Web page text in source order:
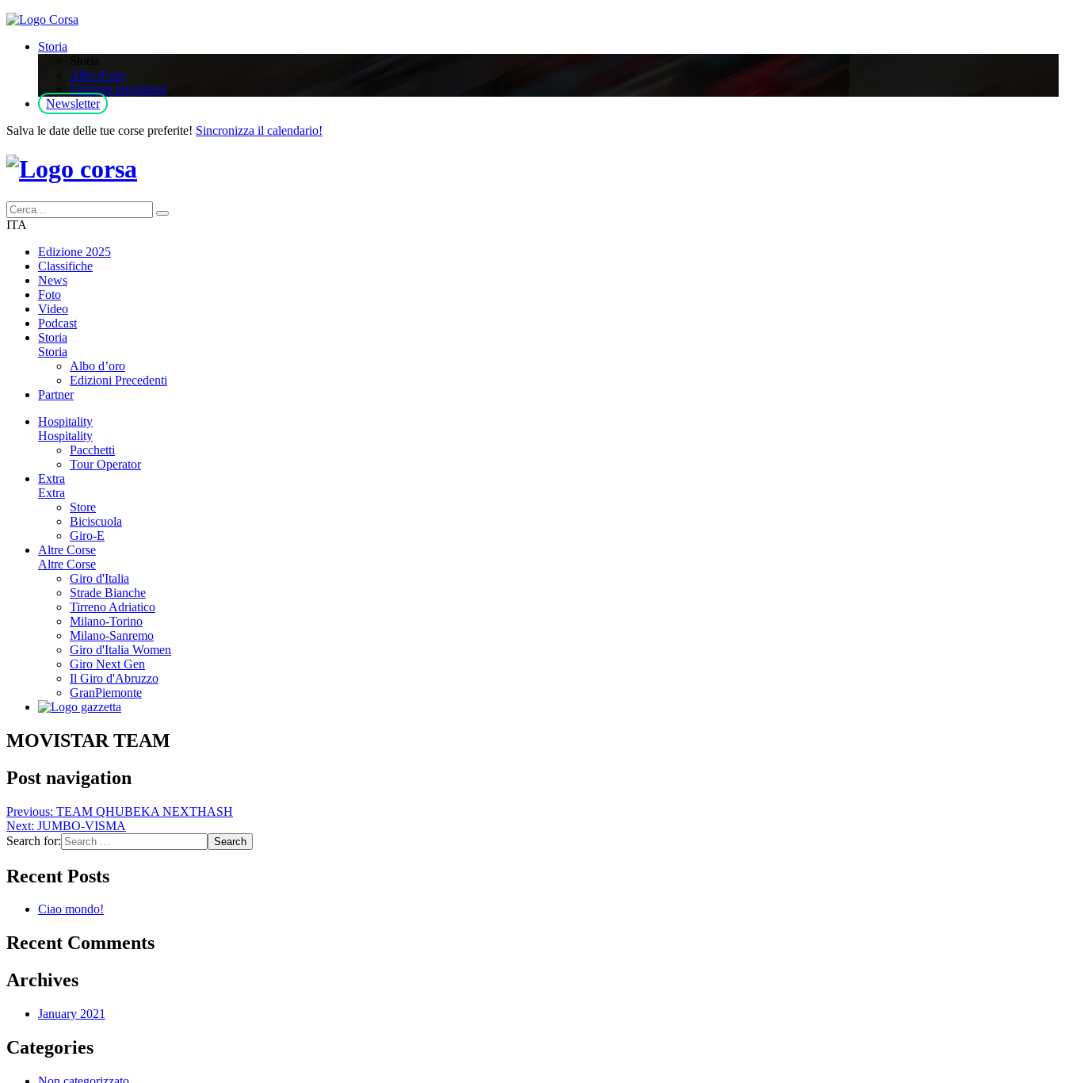
Storia
Albo d’oro
Edizioni precedenti
Newsletter
Salva le date delle tue corse preferite! Sincronizza il calendario!
ITA
Edizione 2025
Classifiche
News
Foto
Video
Podcast
Storia
Storia
Albo d’oro
Edizioni Precedenti
Partner
Hospitality
Hospitality
Pacchetti
Tour Operator
Extra
Extra
Store
Biciscuola
Giro-E
Altre Corse
Altre Corse
Giro d'Italia
Strade Bianche
Tirreno Adriatico
Milano-Torino
Milano-Sanremo
Giro d'Italia Women
Giro Next Gen
Il Giro d'Abruzzo
GranPiemonte
MOVISTAR TEAM
Post navigation
Previous: TEAM QHUBEKA NEXTHASH
Next: JUMBO-VISMA
Search for:
Recent Posts
Ciao mondo!
Recent Comments
Archives
January 2021
Categories